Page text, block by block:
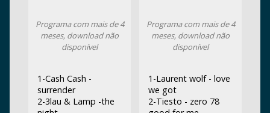
Programa com mais de 4
meses, download não
disponível
1-Cash Cash -
surrender
2-3lau & Lamp -the
Programa com mais de 4
meses, download não
disponível
1-Laurent wolf - love
we got
2-Tiesto - zero 78